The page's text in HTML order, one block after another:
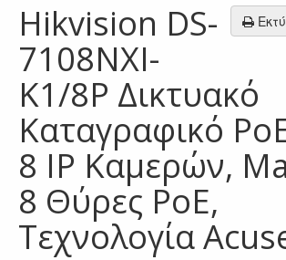
Hikvision DS-
7108NXI-
K1/8P Δικτυακό
Καταγραφικό
8 IP Καμερών,
8 Θύρες PoE,
Τεχνολογία